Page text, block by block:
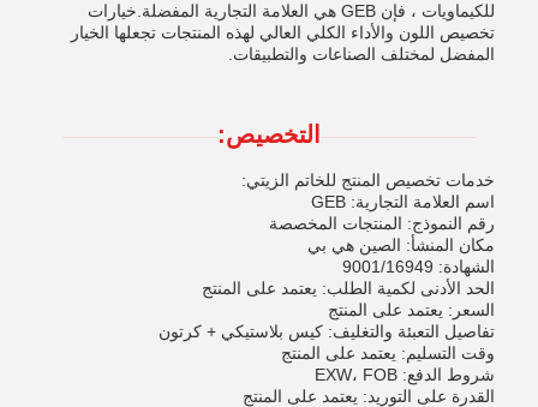
للكيماويات ، فإن GEB هي العلامة التجارية المفضلة.خيارات
تخصيص اللون والأداء الكلي العالي لهذه المنتجات تجعلها الخيار
المفضل لمختلف الصناعات والتطبيقات.
التخصيص:
خدمات تخصيص المنتج للخاتم الزيتي:
اسم العلامة التجارية: GEB
رقم النموذج: المنتجات المخصصة
مكان المنشأ: الصين هي بي
الشهادة: 9001/16949
الحد الأدنى لكمية الطلب: يعتمد على المنتج
السعر: يعتمد على المنتج
تفاصيل التعبئة والتغليف: كيس بلاستيكي + كرتون
وقت التسليم: يعتمد على المنتج
شروط الدفع: EXW، FOB
القدرة على التوريد: يعتمد على المنتج